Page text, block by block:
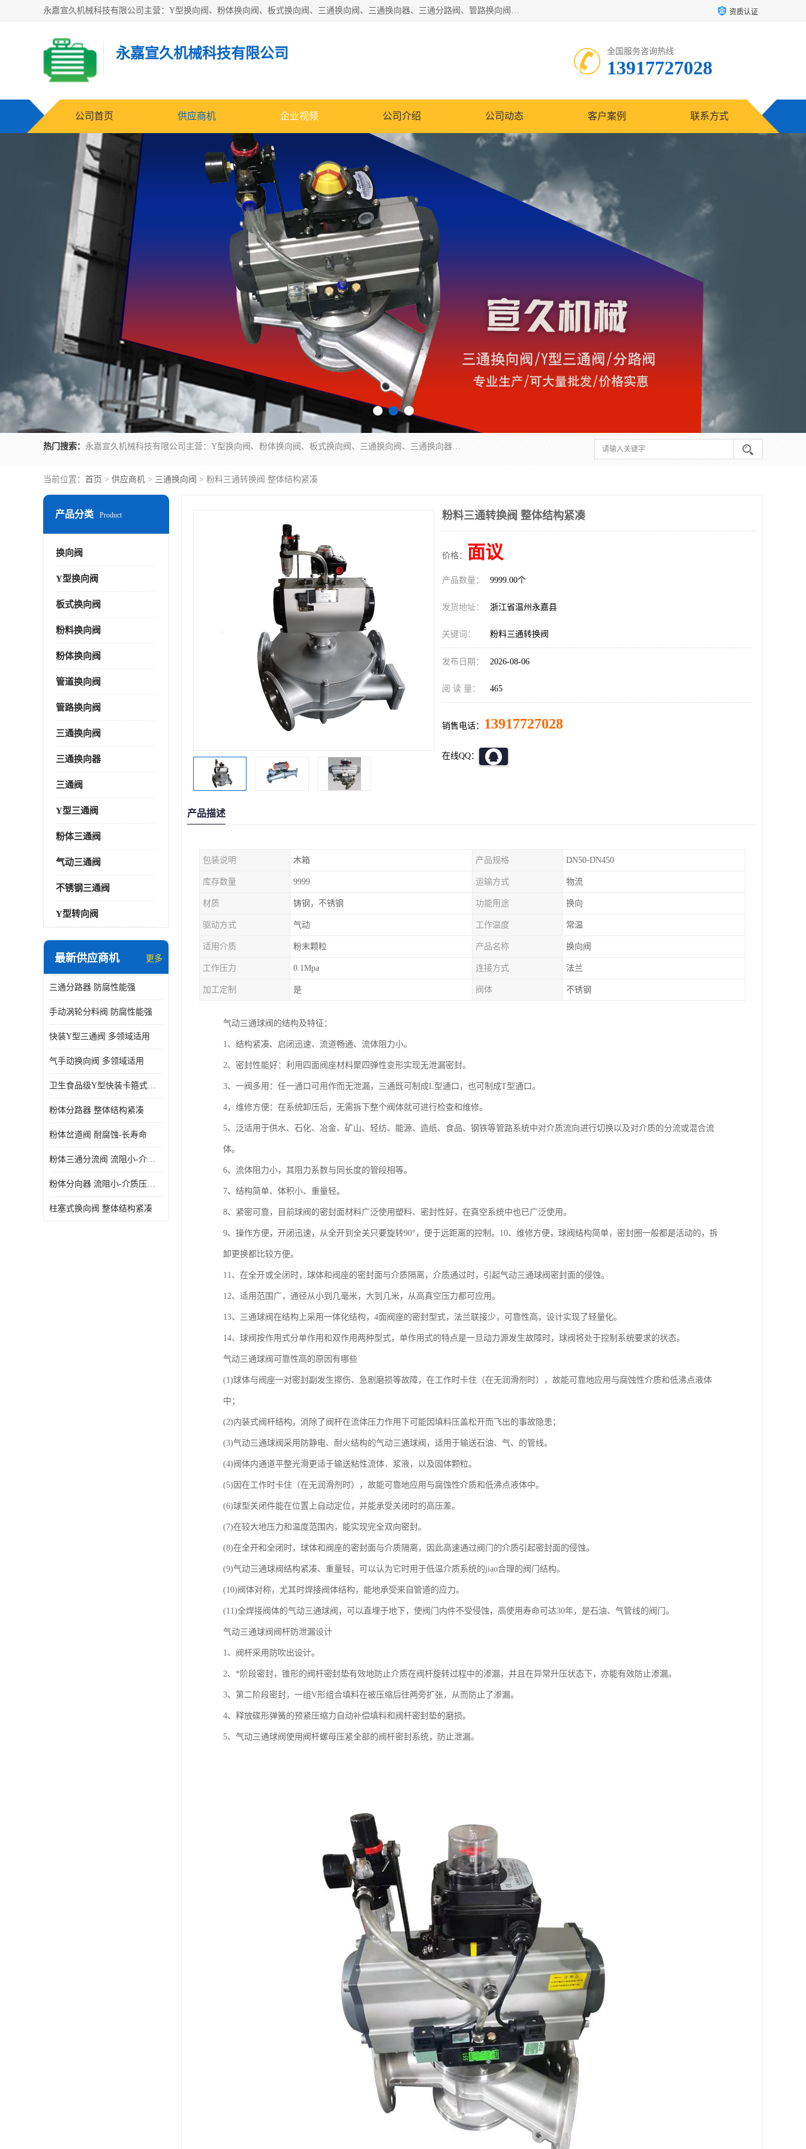
永嘉宣久机械科技有限公司主营：Y型换向阀、粉体换向阀、板式换向阀、三通换向阀、三通换向器、三通分路阀、管路换向阀等产品及服务。 资质认证
永嘉宣久机械科技有限公司 全国服务咨询热线:
13917727028
公司首页 供应商机 企业视频 公司介绍 公司动态 客户案例 联系方式
热门搜索： 永嘉宣久机械科技有限公司主营：Y型换向阀、粉体换向阀、板式换向阀、三通换向阀、三通换向器、三通分路阀、管路换向阀等产品及服务。
当前位置： 首页 > 供应商机 > 三通换向阀 > 粉料三通转换阀 整体结构紧凑
产品分类 Product
换向阀
Y型换向阀
板式换向阀
粉料换向阀
粉体换向阀
管道换向阀
管路换向阀
三通换向阀
三通换向器
三通阀
Y型三通阀
粉体三通阀
气动三通阀
不锈钢三通阀
Y型转向阀
最新供应商机 更多
三通分路器 防腐性能强
手动涡轮分料阀 防腐性能强
快装Y型三通阀 多领域适用
气手动换向阀 多领域适用
卫生食品级Y型快装卡箍式分路阀 结构坚固-不易变形
粉体分路器 整体结构紧凑
粉体岔道阀 耐腐蚀-长寿命
粉体三通分流阀 流阻小-介质压力损失少
粉体分向器 流阻小-介质压力损失少
柱塞式换向阀 整体结构紧凑
粉料三通转换阀 整体结构紧凑
价格： 面议
产品数量： 9999.00个
发货地址： 浙江省温州永嘉县
关键词： 粉料三通转换阀
发布日期： 2026-08-06
阅 读 量： 465
销售电话： 13917727028
在线QQ：
产品描述
包装说明 木箱 产品规格 DN50-DN450
库存数量 9999 运输方式 物流
材质 铸钢，不锈钢 功能用途 换向
驱动方式 气动 工作温度 常温
适用介质 粉末颗粒 产品名称 换向阀
工作压力 0.1Mpa 连接方式 法兰
加工定制 是 阀体 不锈钢
气动三通球阀的结构及特征：
1、结构紧凑、启闭迅速、流道畅通、流体阻力小。
2、密封性能好：利用四面阀座材料聚四弹性变形实现无泄漏密封。
3、一阀多用：任一通口可用作而无泄漏，三通既可制成L型通口，也可制成T型通口。
4，维修方便：在系统卸压后，无需拆下整个阀体就可进行检查和维修。
5、泛适用于供水、石化、冶金、矿山、轻纺、能源、造纸、食品、钢铁等管路系统中对介质流向进行切换以及对介质的分流或混合流
体。
6、流体阻力小，其阻力系数与同长度的管段相等。
7、结构简单、体积小、重量轻。
8、紧密可靠，目前球阀的密封面材料广泛使用塑料、密封性好，在真空系统中也已广泛使用。
9、操作方便，开闭迅速，从全开到全关只要旋转90°，便于远距离的控制。10、维修方便，球阀结构简单，密封圈一般都是活动的，拆
卸更换都比较方便。
11、在全开或全闭时，球体和阀座的密封面与介质隔离，介质通过时，引起气动三通球阀密封面的侵蚀。
12、适用范围广，通径从小到几毫米，大到几米，从高真空压力都可应用。
13、三通球阀在结构上采用一体化结构，4面阀座的密封型式，法兰联接少，可靠性高，设计实现了轻量化。
14、球阀按作用式分单作用和双作用两种型式，单作用式的特点是一旦动力源发生故障时，球阀将处于控制系统要求的状态。
气动三通球阀可靠性高的原因有哪些
(1)球体与阀座一对密封副发生擦伤、急剧磨损等故障，在工作时卡住（在无润滑剂时），故能可靠地应用与腐蚀性介质和低沸点液体
中；
(2)内装式阀杆结构，消除了阀杆在流体压力作用下可能因填料压盖松开而飞出的事故隐患；
(3)气动三通球阀采用防静电、耐火结构的气动三通球阀，适用于输送石油、气、的管线。
(4)阀体内通道平整光滑更适于输送粘性流体．浆液，以及固体颗粒。
(5)因在工作时卡住（在无润滑剂时），故能可靠地应用与腐蚀性介质和低沸点液体中。
(6)球型关闭件能在位置上自动定位，并能承受关闭时的高压差。
(7)在较大地压力和温度范围内，能实现完全双向密封。
(8)在全开和全闭时，球体和阀座的密封面与介质隔离，因此高速通过阀门的介质引起密封面的侵蚀。
(9)气动三通球阀结构紧凑、重量轻，可以认为它时用于低温介质系统的jiao合理的阀门结构。
(10)阀体对称，尤其时焊接阀体结构，能地承受来自管道的应力。
(11)全焊接阀体的气动三通球阀，可以直埋于地下，使阀门内件不受侵蚀，高使用寿命可达30年，是石油、气管线的阀门。
气动三通球阀阀杆防泄漏设计
1、阀杆采用防吹出设计。
2、*阶段密封，锥形的阀杆密封垫有效地防止介质在阀杆旋转过程中的渗漏，并且在异常升压状态下，亦能有效防止渗漏。
3、第二阶段密封，一组V形组合填料在被压缩后往两旁扩张，从而防止了渗漏。
4、释放碟形弹簧的预紧压缩力自动补偿填料和阀杆密封垫的磨损。
5、气动三通球阀使用阀杆螺母压紧全部的阀杆密封系统，防止泄漏。